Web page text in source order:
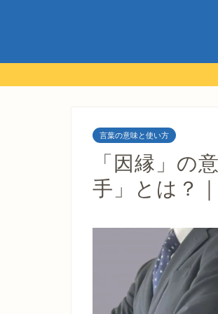
言葉の意味と使い方
「因縁」の
手」とは？